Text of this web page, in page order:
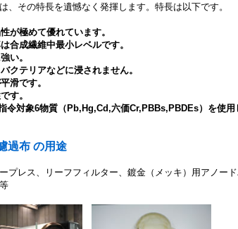
、その特長を遺憾なく発揮します。特長は以下です。
が極めて優れています。
合成繊維中最小レベルです。
い。
クテリアなどに浸されません。
滑です。
す。
令対象6物質（Pb,Hg,Cd,六価Cr,PBBs,PBDEs）を使用
過布 の用途
プレス、リーフフィルター、鍍金（メッキ）用アノー